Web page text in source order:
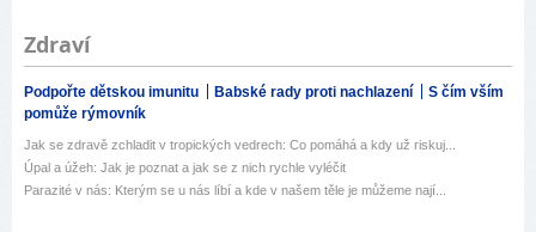
Zdraví
Podpořte dětskou imunitu Babské rady proti nachlazení
S čím vším
pomůže rýmovník
Jak se zdravě zchladit v tropických vedrech: Co pomáhá a kdy už riskuj...
Úpal a úžeh: Jak je poznat a jak se z nich rychle vyléčit
Parazité v nás: Kterým se u nás líbí a kde v našem těle je můžeme nají...